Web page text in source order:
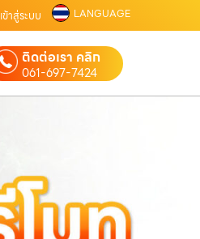
เข้าสู่ระบบ LANGUAGE
ติดต่อเรา คลิก
061-697-7424